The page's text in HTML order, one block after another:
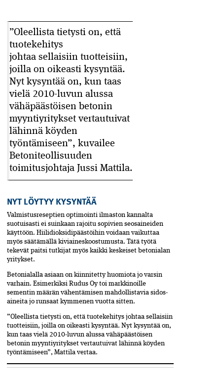
”Oleellista tietysti on, että
tuotekehitys
johtaa sellaisiin tuotteisiin,
joilla on oikeasti­ kysyntää.
Nyt kysyntää on, kun taas
vielä 2010-luvun alussa
vähäpäästöisen betonin
myyntiyritykset vertautuivat
lähinnä köyden
työntämiseen”, kuvailee
Betoniteollisuuden
toimitusjohtaja Jussi Mattila.
NYT LÖYTYY KYSYNTÄÄ
Valmistusreseptien optimointi ilmaston kannalta
suotuisasti ei suinkaan rajoitu sopivien seosaineiden
käyttöön. Hiilidioksidipäästöihin voidaan vaikuttaa
myös säätämällä kiviaineskoostumusta. Tätä työtä
tekevät paitsi tutkijat myös kaikki keskeiset betonialan
yritykset.
Betonialalla asiaan on kiinnitetty huomiota jo varsin
varhain. Esimerkiksi Rudus Oy toi markkinoille
sementin määrän vähentämisen mahdollistavia sidos­
aineita jo runsaat kymmenen vuotta sitten.
”Oleellista tietysti on, että tuotekehitys johtaa sellaisiin
tuotteisiin, joilla on oikeasti kysyntää. Nyt kysyntää on,
kun taas vielä 2010-luvun alussa vähäpäästöisen
betonin myyntiyritykset vertautuivat lähinnä köyden
työntämiseen”, Mattila vertaa.